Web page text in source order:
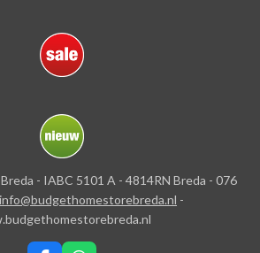
- IABC 5101 A - 4814RN Breda - 076
info@budgethomestorebreda.nl -